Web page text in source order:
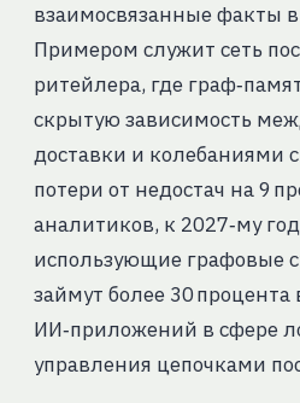
взаимосвязанные факты
Примером служит сеть
ритейлера, где
скрытую зависимость
доставки и колебаниями
потери от недостач на 9
аналитиков, к 2027‑му
использующие графовые
займут более 30 процента
ИИ‑приложений в сфере
управления цепочками